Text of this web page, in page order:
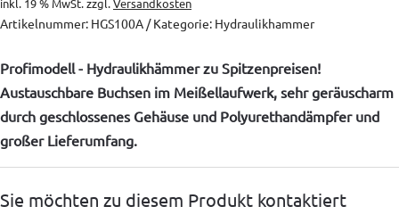
inkl. 19 % MwSt.zzgl.Versandkosten
Artikelnummer: HGS100A Kategorie: Hydraulikhammer
Profimodell - Hydraulikhämmer zu Spitzenpreisen!
Austauschbare Buchsen im Meißellaufwerk, sehr geräuscharm
durch geschlossenes Gehäuse und Polyurethandämpfer und
großer Lieferumfang.
Sie möchten zu diesem Produkt kontaktiert